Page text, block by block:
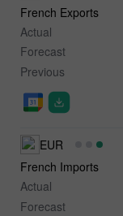
French Exports
Actual
Forecast
Previous
EUR
French Imports
Actual
Forecast